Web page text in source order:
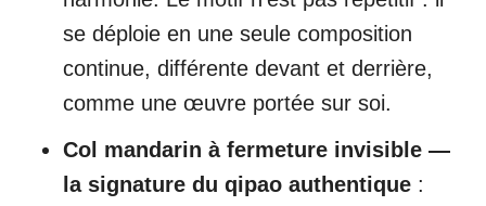
se déploie en une seule composition
continue, différente devant et derrière,
comme une œuvre portée sur soi.
Col mandarin à fermeture invisible —
la signature du qipao authentique :